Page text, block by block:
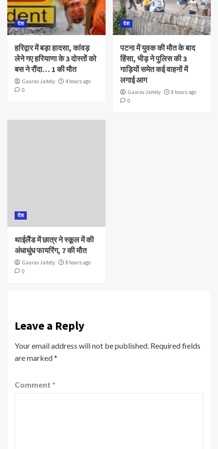
देश
हरिद्वार में बड़ा हादसा, कांवड़
लेने गए हरियाणा के 3 दोस्तों को
बस ने रौंदा… 1 की मौत
Gaurav Jaitely
4 hours ago
0
देश
पटना में युवक की मौत के बाद
हिंसा, भीड़ ने पुलिस की 3
गाड़ियों समेत कई वाहनों में
लगाई आग
Gaurav Jaitely
8 hours ago
0
देश
थाईलैंड में छात्र ने स्कूल में की
अंधाधुंध फायरिंग, 7 की मौत
Gaurav Jaitely
8 hours ago
0
Leave a Reply
Your email address will not be published. Required fields
are marked*
Comment *